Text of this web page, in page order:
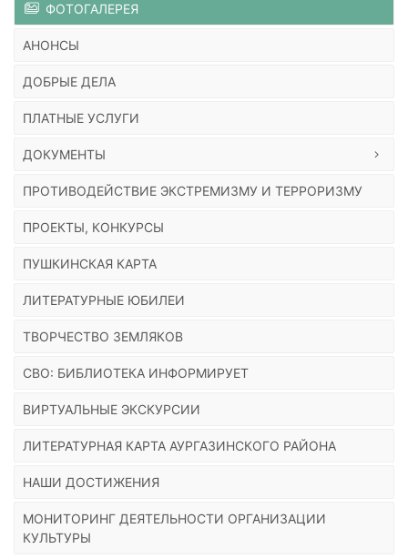
ФОТОГАЛЕРЕЯ
АНОНСЫ
ДОБРЫЕ ДЕЛА
ПЛАТНЫЕ УСЛУГИ
ДОКУМЕНТЫ
ПРОТИВОДЕЙСТВИЕ ЭКСТРЕМИЗМУ И ТЕРРОРИЗМУ
ПРОЕКТЫ, КОНКУРСЫ
ПУШКИНСКАЯ КАРТА
ЛИТЕРАТУРНЫЕ ЮБИЛЕИ
ТВОРЧЕСТВО ЗЕМЛЯКОВ
СВО: БИБЛИОТЕКА ИНФОРМИРУЕТ
ВИРТУАЛЬНЫЕ ЭКСКУРСИИ
ЛИТЕРАТУРНАЯ КАРТА АУРГАЗИНСКОГО РАЙОНА
НАШИ ДОСТИЖЕНИЯ
МОНИТОРИНГ ДЕЯТЕЛЬНОСТИ ОРГАНИЗАЦИИ
КУЛЬТУРЫ